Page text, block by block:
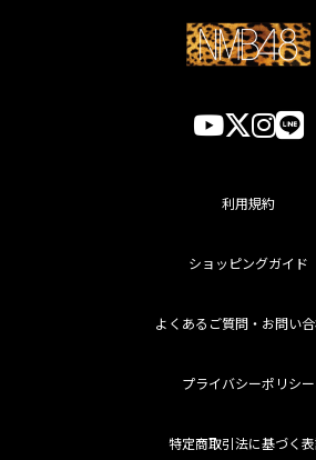
利用規約
ショッピングガイド
よくあるご質問・お問い
プライバシーポリシー
特定商取引法に基づく